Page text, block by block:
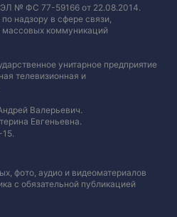
ЭЛ № ФС 77-59166 от 22.08.2014.
надзору в сфере связи,
массовых коммуникаций
унитарное предприятие
телевизионная и
Валерьевич.
Евгеньевна.
фото, аудио и видеоматериалов
с обязательной публикацией